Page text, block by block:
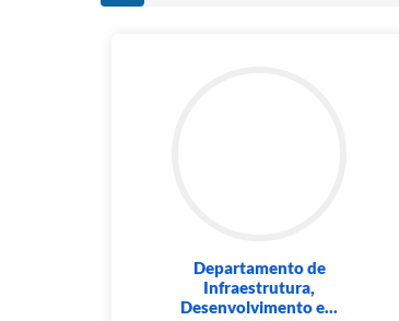
Departamento de
Infraestrutura,
Desenvolvimento e...